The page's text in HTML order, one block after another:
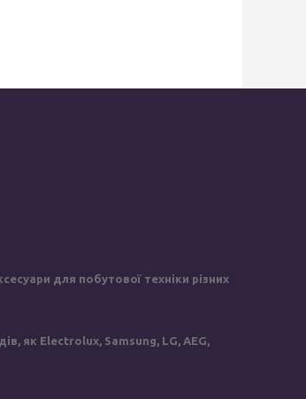
для побутової техніки різних
як Electrolux, Samsung, LG, AEG,